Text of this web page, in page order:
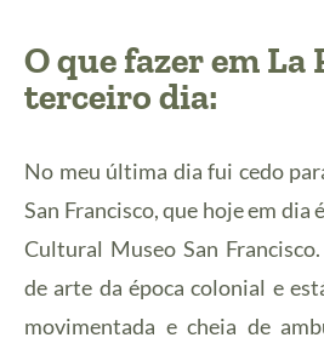
O que fazer em La
terceiro dia:
No meu última dia fui cedo
San Francisco, que hoje em dia
Cultural Museo San
de arte da época colonial e
movimentada e cheia de